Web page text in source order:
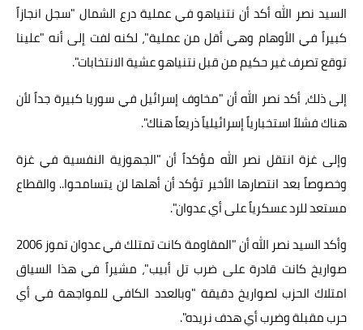
السيد نصر الله أكد أن نتنياهو في عملية درع الشمال "سجل انجازاً
كبيراً في الأوهام وهي أقل من عملية"، لكنه لفت إلى أنه "علينا
توقع تصرف غير حكيم من قبل نتنياهو عشية الانتخابات".
إلى ذلك، أكد نصر الله أن "مخاوف إسرائيل في سوريا كبيرة جداً لأن
هناك فشلاً استخبارياً إسرائيلياً ذريعاً هناك".
وإلى غزة انتقل نصر الله مؤكداً أن "الجهوزية النفسية في غزة
وخصوصاً بعد انتصارها الأخير تؤكد أن أهلها لن يتسامحوا.. والقطاع
مستعد للرد عسكرياً على أي عدوان".
وأكد السيد نصر الله أن "المقاومة كانت تمتلك في عدوان تموز 2006
صواريخ كانت قادرة على ضرب تل أبيب"، مشيراً في هذا السياق
امتلاك الحزب لصواريخ دقيقة "وبالعدد الكافي للمواجهة في أي
حرب مقبلة وضرب أي هدف نريده".